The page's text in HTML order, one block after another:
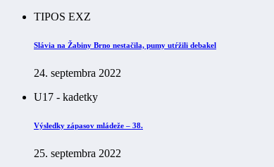
TIPOS EXZ
Slávia na Žabiny Brno nestačila, pumy utŕžili debakel
24. septembra 2022
U17 - kadetky
Výsledky zápasov mládeže – 38.
25. septembra 2022